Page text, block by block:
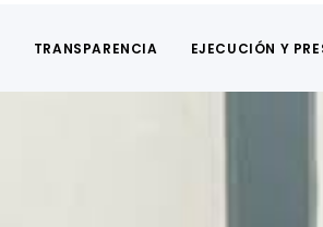
TRANSPARENCIA EJECUCIÓN Y